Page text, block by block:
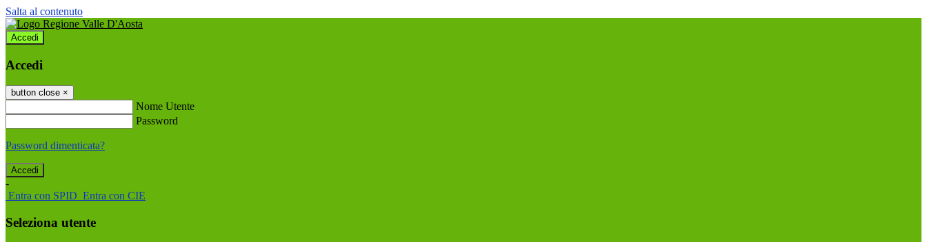
Salta al contenuto
Accedi
Accedi
button close ×
Nome Utente
Password
Password dimenticata?
-
Entra con SPID Entra con CIE
Seleziona utente